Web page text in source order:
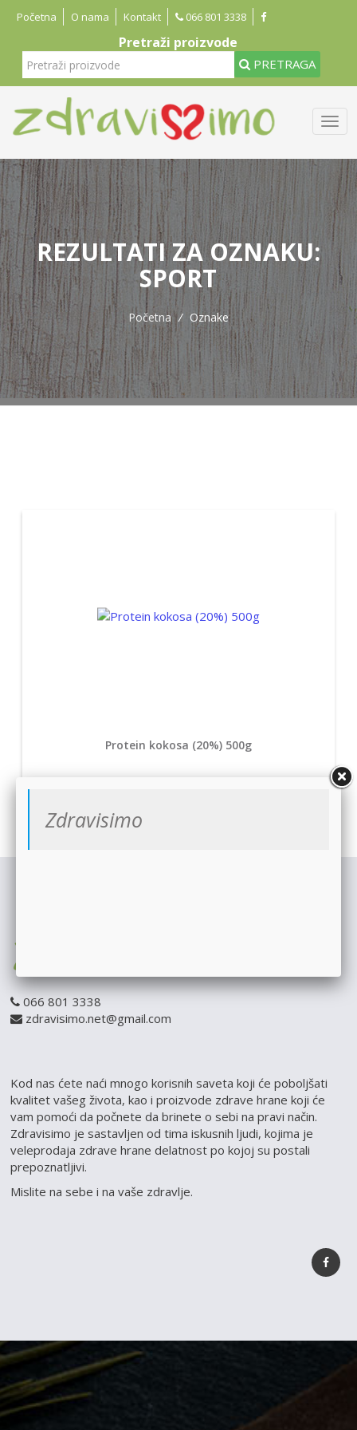
Početna O nama Kontakt 066 801 3338
Pretraži proizvode
PRETRAGA
REZULTATI ZA OZNAKU:
SPORT
Početna / Oznake
Protein kokosa (20%) 500g
066 801 3338
zdravisimo.net@gmail.com
Kod nas ćete naći mnogo korisnih saveta koji će poboljšati
kvalitet vašeg života, kao i proizvode zdrave hrane koji će
vam pomoći da počnete da brinete o sebi na pravi način.
Zdravisimo je sastavljen od tima iskusnih ljudi, kojima je
veleprodaja zdrave hrane delatnost po kojoj su postali
prepoznatljivi.
Mislite na sebe i na vaše zdravlje.
Zdravisimo